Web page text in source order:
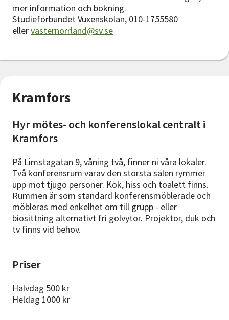
mer information och bokning.
Studieförbundet Vuxenskolan, 010-1755580
ellervasternorrland@sv.se
Kramfors
Hyr mötes- och konferenslokal centralt i
Kramfors
På Limstagatan 9, våning två, finner ni våra lokaler.
Två konferensrum varav den största salen rymmer
upp mot tjugo personer. Kök, hiss och toalett finns.
Rummen är som standard konferensmöblerade och
möbleras med enkelhet om till grupp - eller
biosittning alternativt fri golvytor. Projektor, duk och
tv finns vid behov.
Priser
Halvdag 500 kr
Heldag 1000 kr